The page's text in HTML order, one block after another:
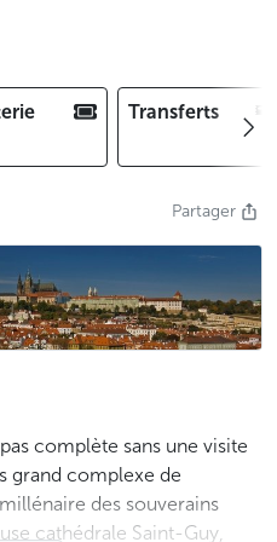
Transferts
Partager
complète sans une visite
grand complexe de
des souverains
cathédrale Saint-Guy,